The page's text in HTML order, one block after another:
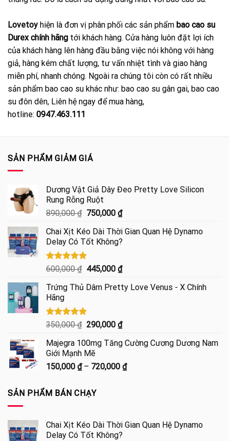
Lovetoy hiện là đơn vị phân phối các sản phẩm bao cao su
Durex chính hãng tới khách hàng. Cửa hàng luôn đặt lợi ích
của khách hàng lên hàng đầu bằng việc nói không với hàng
giả, hàng kém chất lượng, tư vấn nhiệt tình và giao hàng
miễn phí, nhanh chóng. Ngoài ra chúng tôi còn có rất nhiều
sản phẩm bao cao su khác như: bao cao su gân gai, bao cao
su đôn dên, Liên hệ ngay để mua hàng,
hotline: 0947.463.111
SẢN PHẨM GIẢM GIÁ
Dương Vật Giả Dây Đeo Pretty Love Silicon
Rung Rỗng Ruột
890,000₫ Giá
là:
890,000 ₫.
750,000 ₫Giá
tại
là:
Chai Xịt Kéo Dài Thời Gian Quan Hệ Dynamo
Delay Có Tốt Không?
Được xếp
4.85
5 sao
600,000₫ Giá
là:
445,000 ₫Giá
tại
Trứng Thủ Dâm Pretty Love Venus - X Chính
Hãng
Được xếp
5.00
5 sao
350,000₫ Giá
là:
350,000 ₫.
290,000 ₫Giá
tại
290,000 ₫.
Majegra 100mg Tăng Cường Cương Dương Nam
Giới Mạnh Mẽ
150,000 ₫ – 720,000 ₫Khoảng
720,000 ₫
SẢN PHẨM BÁN CHẠY
Chai Xịt Kéo Dài Thời Gian Quan Hệ Dynamo
Delay Có Tốt Không?